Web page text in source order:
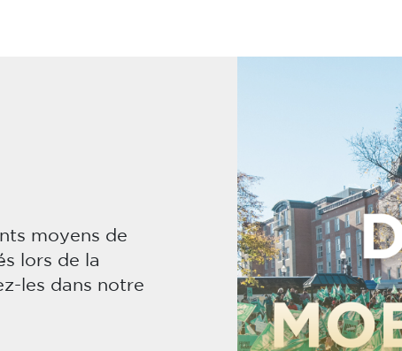
moyens de
lors de la
les dans notre